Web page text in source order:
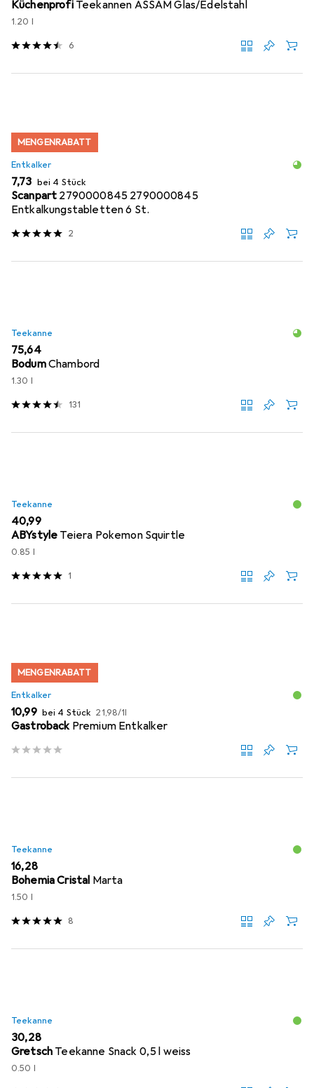
Küchenprofi Teekannen ASSAM Glas/Edelstahl
1.20 l
6
MENGENRABATT
Entkalker
EUR
7,73 bei 4 Stück
Scanpart 2790000845 2790000845
Entkalkungstabletten 6 St.
2
Teekanne
EUR
75,64
BodumChambord
1.30 l
131
Teekanne
EUR
40,99
ABYstyle Teiera Pokemon Squirtle
0.85 l
1
MENGENRABATT
Entkalker
EUR
10,99 bei 4 Stück EUR
21,98/1l
Gastroback Premium Entkalker
Teekanne
EUR
16,28
Bohemia Cristal Marta
1.50 l
8
Teekanne
EUR
30,28
Gretsch Teekanne Snack 0,5 l weiss
0.50 l